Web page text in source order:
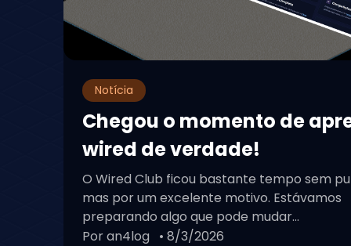
Notícia
Chegou o momento de
wired de verdade!
O Wired Club ficou bastante tempo sem
mas por um excelente motivo. Estávamos
preparando algo que pode mudar...
Por an4log • 8/3/2026